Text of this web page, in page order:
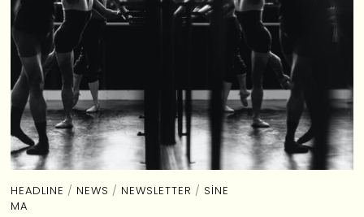
HEADLINE / NEWS / NEWSLETTER / SINE
MA